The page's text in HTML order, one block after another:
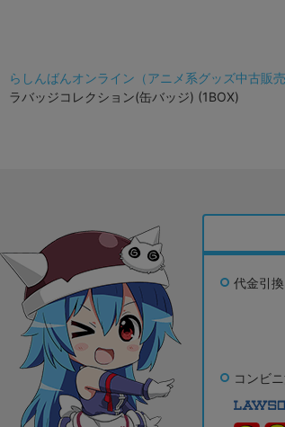
らしんばんオンライン（アニメ系グッズ中古販
ラバッジコレクション(缶バッジ) (1BOX)
代金引換
コンビ